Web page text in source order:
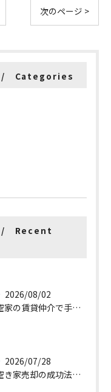
次のページ >
Categories
Recent
2026/08/02
空家の賃貸仲介で手数料と上限を徹底解説し200万円物件の注意点も紹介
2026/07/28
空き家売却の成功法と注意点